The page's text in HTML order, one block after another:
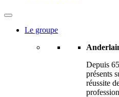
Le groupe
Depuis
présents
réussite